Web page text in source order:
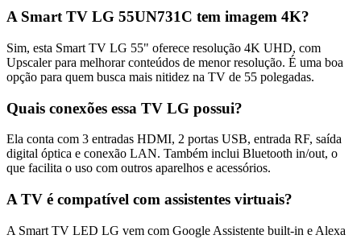
A Smart TV LG 55UN731C tem imagem 4K?
Sim, esta Smart TV LG 55" oferece resolução 4K UHD, com
Upscaler para melhorar conteúdos de menor resolução. É uma boa
opção para quem busca mais nitidez na TV de 55 polegadas.
Quais conexões essa TV LG possui?
Ela conta com 3 entradas HDMI, 2 portas USB, entrada RF, saída
digital óptica e conexão LAN. Também inclui Bluetooth in/out, o
que facilita o uso com outros aparelhos e acessórios.
A TV é compatível com assistentes virtuais?
A Smart TV LED LG vem com Google Assistente built-in e Alexa